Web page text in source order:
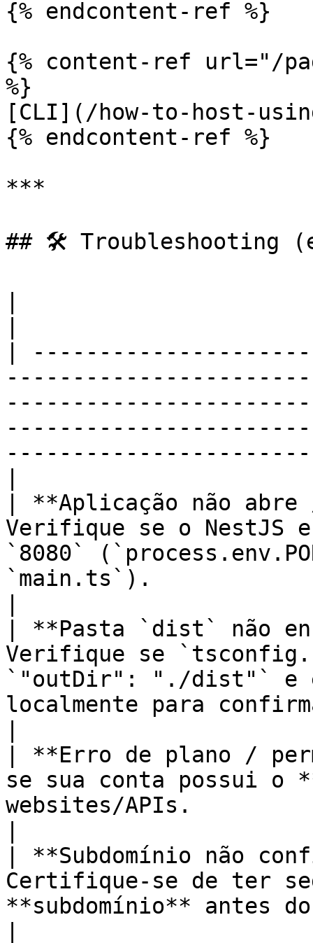
{% endcontent-ref %}
{% content-ref url="/
%}
[CLI](/how-to-host-
{% endcontent-ref %}
***
## 🛠️ Troubleshooting
|
| **Aplicação não
Verifique se o NestJS
`8080`
`main.ts`).
| **Pasta `dist` não
Verifique se
`"outDir": "./dist"` e
localmente para
| **Erro de plano /
se sua conta possui o
websites/APIs.
| **Subdomínio não
Certifique-se de ter
**subdomínio** antes